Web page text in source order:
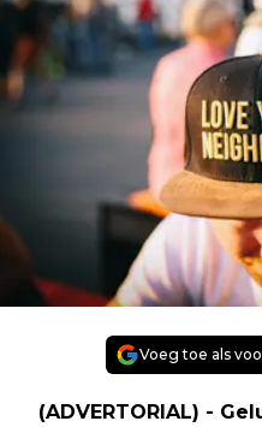
Voeg toe als
(ADVERTORIAL) -